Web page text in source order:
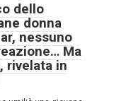
dello
donna
nessuno
Ma
rivelata in